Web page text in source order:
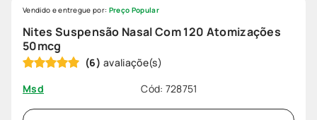
Nites Suspensão Nasal Com 120 Atomizações
50mcg
(6)
Msd
Cód: 728751
Vendido e entregue por: Preço Popular